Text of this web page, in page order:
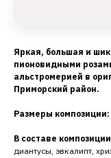
Яркая, большая и
пионовидными
альстромерией в
Приморский район.
Размеры композиции:
В составе
диантусы, эвкалипт,